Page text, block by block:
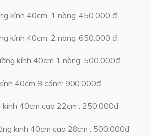
kính 40cm, 1 nòng: 450.000 đ
kính 40cm, 2 nòng: 650.000 đ
kính 40cm 1 nòng: 500.000đ
40cm 8 cánh: 900.000đ
kính 40cm cao 22cm : 250.000đ
kính 40cm cao 28cm : 500.000đ